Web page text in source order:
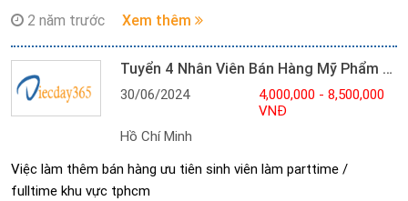
Mặt hàng: thực phẩm bảo vệ sức khỏe và mỹ phẩm, tiêu dùng
Thời gian :
- từ 7h30 - 17h30 ( có xoay ca/full ca)
- Được đăng kí lịch làm việc
Thu nhập :
- Dao động : 4tr - 8.5tr/th ( trao đổi trực tiếp )
- Thưởng % hoa hồng
2 năm trước Xem thêm
Tuyển 4 Nhân Viên Bán Hàng Mỹ Phẩm Quận Bình Tân
30/06/2024
4,000,000 - 8,500,000
VNĐ
Hồ Chí Minh
Việc làm thêm bán hàng ưu tiên sinh viên làm parttime /
fulltime khu vực tphcm